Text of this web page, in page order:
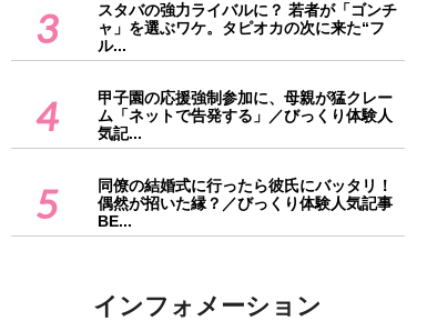
3
スタバの強力ライバルに？ 若者が「ゴンチ
ャ」を選ぶワケ。タピオカの次に来た“フ
ル...
4
甲子園の応援強制参加に、母親が猛クレー
ム「ネットで告発する」／びっくり体験人
気記...
5
同僚の結婚式に行ったら彼氏にバッタリ！
偶然が招いた縁？／びっくり体験人気記事
BE...
インフォメーション